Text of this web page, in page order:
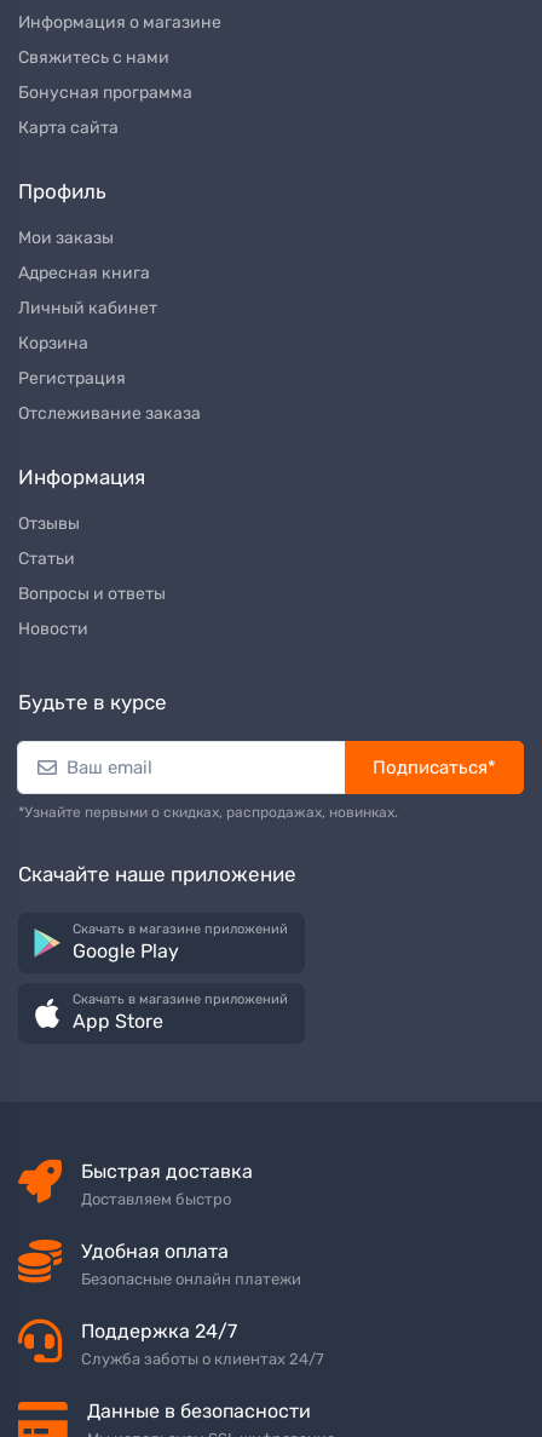
Информация о магазине
Свяжитесь с нами
Бонусная программа
Карта сайта
Профиль
Мои заказы
Адресная книга
Личный кабинет
Корзина
Регистрация
Отслеживание заказа
Информация
Отзывы
Статьи
Вопросы и ответы
Новости
Будьте в курсе
Подписаться*
*Узнайте первыми о скидках, распродажах, новинках.
Скачайте наше приложение
Скачать в магазине приложений
Google Play
Скачать в магазине приложений
App Store
Быстрая доставка
Доставляем быстро
Удобная оплата
Безопасные онлайн платежи
Поддержка 24/7
Служба заботы о клиентах 24/7
Данные в безопасности